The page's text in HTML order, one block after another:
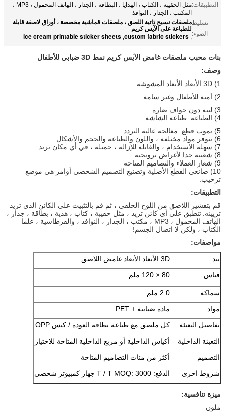
التطبيقات:
مثل الحقيبة ، الكتاب ، الهدايا ، البطاقة ، الجدار ، الهاتف المحمول ، MP3 ،
المكتب ، الجدار ، النوافذ
تسليط
الضوء:
ملصقات نسيج ذاتية اللصق ، ملصقات قماشية مخصصة ، أوراق لاصقة قابلة
للطباعة على الآيس كريم
,
custom fabric stickers
,
ice cream printable sticker sheets
بنات محبب ملصقات غامض الآيس كريم نمط 3D ضبابي للأطفال
وصف:
1) 3D الأبعاد الأبعاد المشوشة
2) آمنة للأطفال وغير سامة
3) لينة دون حواف ضارة
4) الطباعة: طباعة الشاشة
5) يموت قطع: معالجة عالية التردد
6) تتوفر مواد مختلفة ، واللون والطباعة والحجم والأشكال
7) سهلة الاستخدام ، والقابلة للإزالة ، جميلة ، في أي مكان تريد.
8) شعبية جدا لأغراض ترويجية
9) شعار العملاء والتصاميم المتاحة
10) صانعي القطع الأصلية وتصنيع التصميم الشخصي أوامر هي موضع
ترحيب.
التطبيقات:
قم بتقشير اللاصق من اللوح الخلفي ، ثم قم بالتثبيت على الكائن الذي تريد
تزيينه. تنطبق على أي كائن تريد ، مثل حقيبة ، كتاب ، هدية ، بطاقة ، جدار ،
الهاتف المحمول ، MP3 ، مكتب ، الجدار ، النوافذ ، والقرطاسية ، علما
الكتاب ، ولكن لا اتصال الجسم!
مواصفات:
بند
3D الأبعاد الأبعاد غامض اللاصق
قياس
80 × 120 ملم
سماكة
2.0 ملم
مواد
مادة ضبابية + PET
تفاصيل التعبئة
كل ملصق مع طباعة بطاقة العودة / كيس OPP
التعبئة الداخلية
أكياس الداخلية أو مربع الداخلية المتاحة للاختيار
التصميم
أكثر من مئات التصاميم المتاحة
شروط اخرى
الدفع: T / T MOQ: 3000 جهاز كمبيوتر شخصى
ميزة تنافسية:
ملون